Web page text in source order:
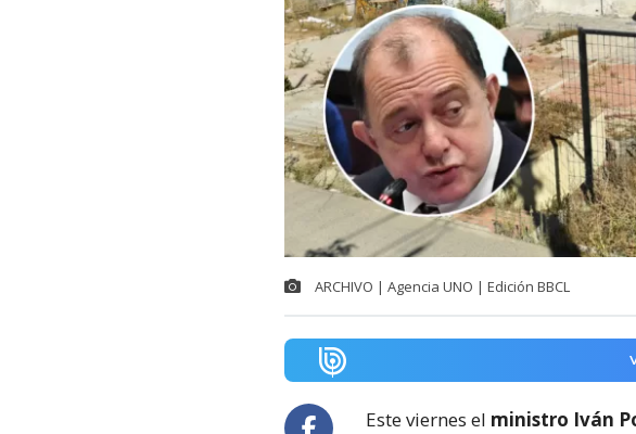
ARCHIVO | Agencia UNO | Edición BBCL
Este viernes el ministro Iván